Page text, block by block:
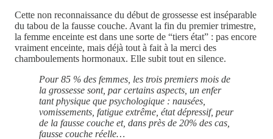
Cette non reconnaissance du début de grossesse est inséparable
du tabou de la fausse couche. Avant la fin du premier trimestre,
la femme enceinte est dans une sorte de “tiers état” : pas encore
vraiment enceinte, mais déjà tout à fait à la merci des
chamboulements hormonaux. Elle subit tout en silence.
Pour 85 % des femmes, les trois premiers mois de
la grossesse sont, par certains aspects, un enfer
tant physique que psychologique : nausées,
vomissements, fatigue extrême, état dépressif, peur
de la fausse couche et, dans près de 20% des cas,
fausse couche réelle…